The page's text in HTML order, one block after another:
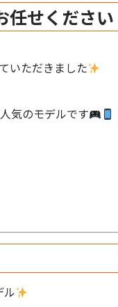
任せくださ
いただきました
気のモデルです
ル